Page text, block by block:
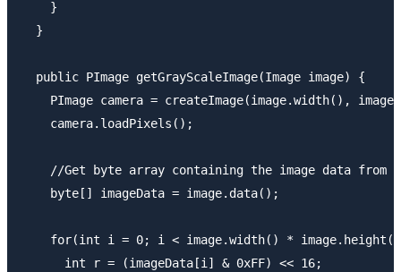
    }
  }
  public PImage getGrayScaleImage(Image image) {
PImage camera = createImage(image.width(),
    camera.loadPixels();
//Get byte array containing the image data from
    byte[] imageData = image.data();
for(int i = 0; i < image.width() *
      int r = (imageData[i] & 0xFF) << 16;